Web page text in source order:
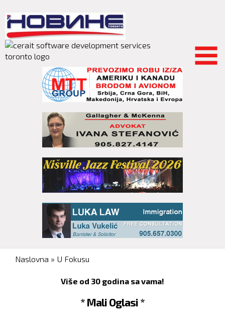
main
content
You are here
Naslovna » U Fokusu
Više od 30 godina sa vama!
* Mali Oglasi *